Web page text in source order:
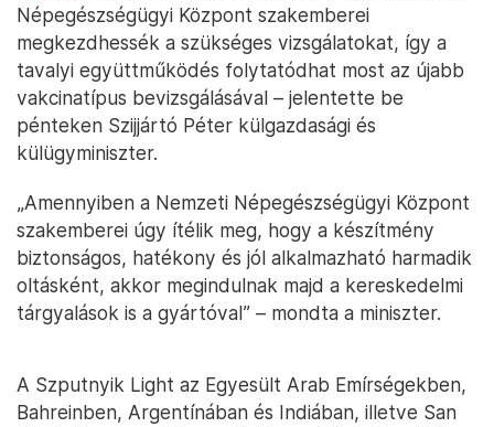
Népegészségügyi Központ szakemberei
megkezdhessék a szükséges vizsgálatokat, így a
tavalyi együttműködés folytatódhat most az újabb
vakcinatípus bevizsgálásával – jelentette be
pénteken Szijjártó Péter külgazdasági és
külügyminiszter.
„Amennyiben a Nemzeti Népegészségügyi Központ
szakemberei úgy ítélik meg, hogy a készítmény
biztonságos, hatékony és jól alkalmazható harmadik
oltásként, akkor megindulnak majd a kereskedelmi
tárgyalások is a gyártóval” – mondta a miniszter.
A Szputnyik Light az Egyesült Arab Emírségekben,
Bahreinben, Argentínában és Indiában, illetve San